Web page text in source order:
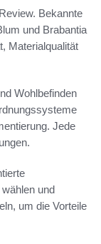
Bekannte
und Brabantia
Materialqualität
Wohlbefinden
Jede
und
um die Vorteile